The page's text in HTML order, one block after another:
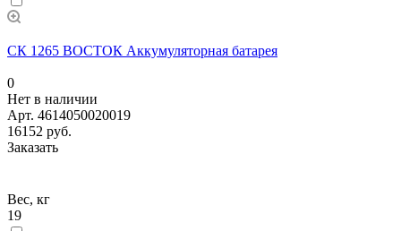
СК 1265 ВОСТОК Аккумуляторная батарея
0
Нет в наличии
Арт. 4614050020019
16152 руб.
Заказать
Вес, кг
19